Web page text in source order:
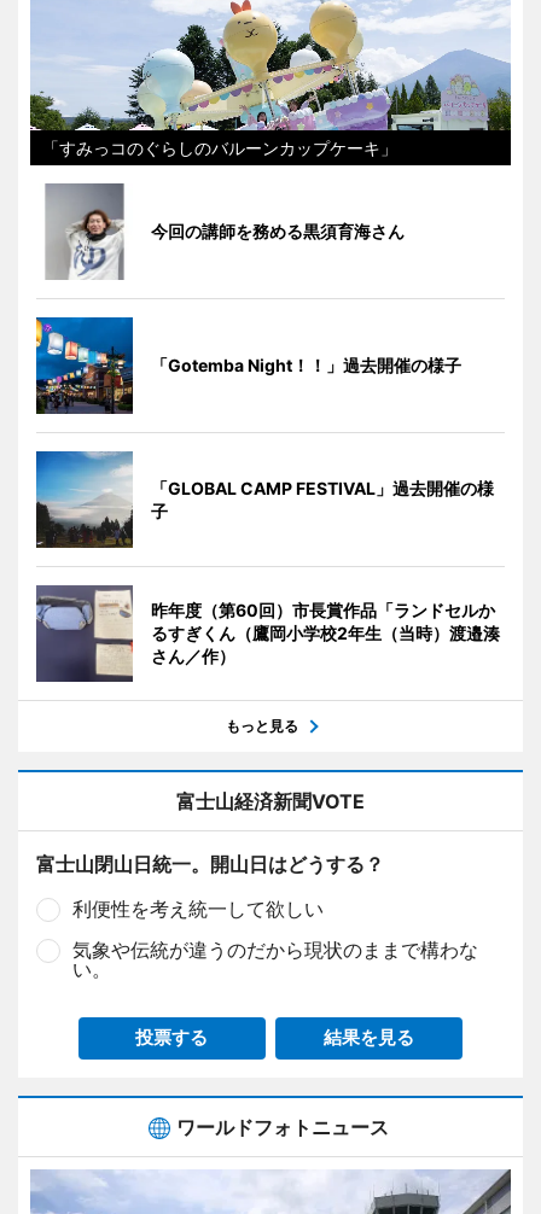
「すみっコのぐらしのバルーンカップケーキ」
今回の講師を務める黒須育海さん
「Gotemba Night！！」過去開催の様子
「GLOBAL CAMP FESTIVAL」過去開催の様
子
昨年度（第60回）市長賞作品「ランドセルか
るすぎくん（鷹岡小学校2年生（当時）渡邉湊
さん／作）
もっと見る
富士山経済新聞VOTE
富士山閉山日統一。開山日はどうする？
利便性を考え統一して欲しい
気象や伝統が違うのだから現状のままで構わな
い。
投票する 結果を見る
ワールドフォトニュース